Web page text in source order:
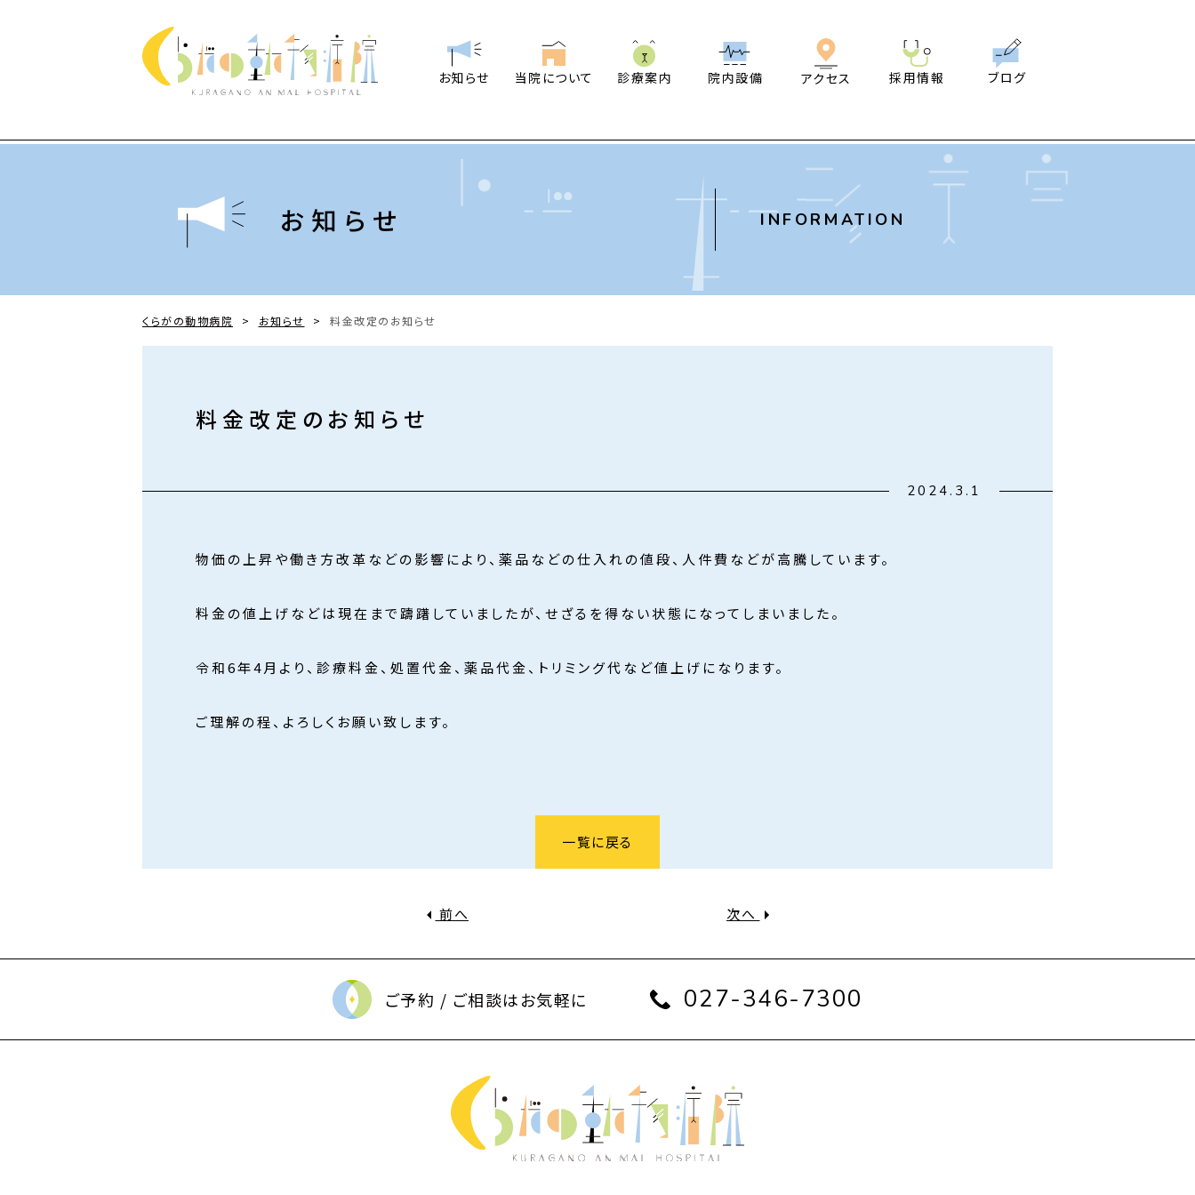
お知らせ 当院について 診療案内 院内設備 アクセス 採用情報 ブログ
お知らせ INFORMATION
くらがの動物病院 > お知らせ > 料金改定のお知らせ
料金改定のお知らせ
2024.3.1
物価の上昇や働き方改革などの影響により、薬品などの仕入れの値段、人件費などが高騰しています。
料金の値上げなどは現在まで躊躇していましたが、せざるを得ない状態になってしまいました。
令和6年4月より、診療料金、処置代金、薬品代金、トリミング代など値上げになります。
ご理解の程、よろしくお願い致します。
一覧に戻る
前へ 次へ
ご予約 / ご相談はお気軽に 027-346-7300